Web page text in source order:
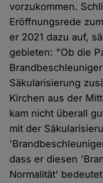
vorzukommen.
Eröffnungsrede
er 2021 dazu auf,
gebieten: "Ob die
Säkularisierung
Kirchen aus der
kam nicht überall
mit der
dass er diesen
Normalität'